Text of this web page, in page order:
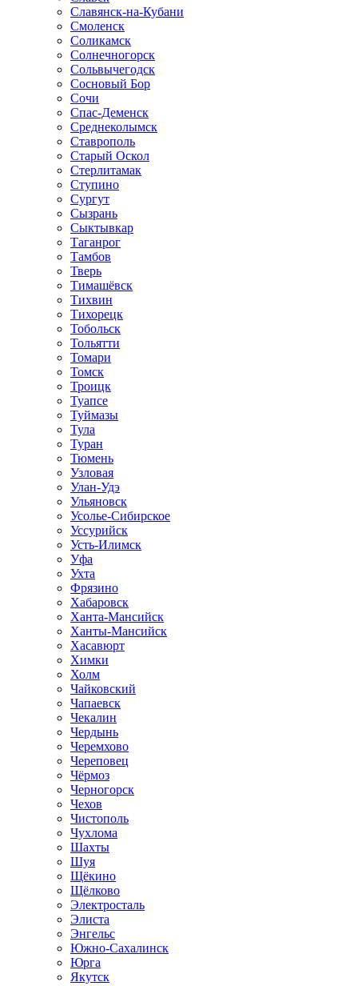
Славянск-на-Кубани
Смоленск
Соликамск
Солнечногорск
Сольвычегодск
Сосновый Бор
Сочи
Спас-Деменск
Среднеколымск
Ставрополь
Старый Оскол
Стерлитамак
Ступино
Сургут
Сызрань
Сыктывкар
Таганрог
Тамбов
Тверь
Тимашёвск
Тихвин
Тихорецк
Тобольск
Тольятти
Томари
Томск
Троицк
Туапсе
Туймазы
Тула
Туран
Тюмень
Узловая
Улан-Удэ
Ульяновск
Усолье-Сибирское
Уссурийск
Усть-Илимск
Уфа
Ухта
Фрязино
Хабаровск
Ханта-Мансийск
Ханты-Мансийск
Хасавюрт
Химки
Холм
Чайковский
Чапаевск
Чекалин
Чердынь
Черемхово
Череповец
Чёрмоз
Черногорск
Чехов
Чистополь
Чухлома
Шахты
Шуя
Щёкино
Щёлково
Электросталь
Элиста
Энгельс
Южно-Сахалинск
Юрга
Якутск